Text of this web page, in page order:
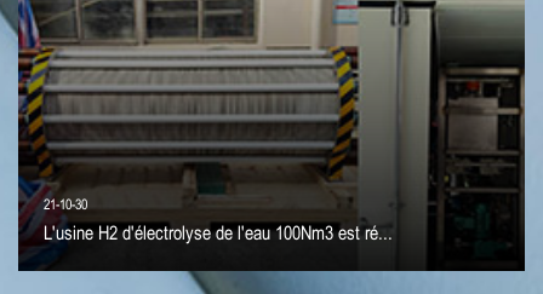
21-10-30
L'usine H2 d'électrolyse de l'eau 100Nm3 est ré...